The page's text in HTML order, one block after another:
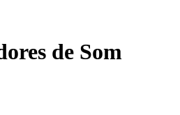
de Som